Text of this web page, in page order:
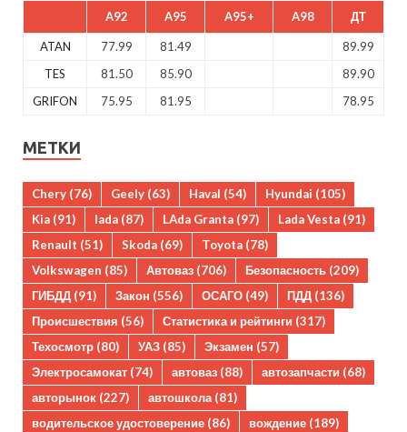
A92 A95 A95+ A98 ДТ
ATAN 77.99 81.49
89.99
TES
81.50 85.90
89.90
GRIFON
75.95 81.95 78.95
МЕТКИ
Chery (76) Geely (63) Haval (54) Hyundai (105)
Kia (91) lada (87) LAda Granta (97) Lada Vesta (91)
Renault (51) Skoda (69) Toyota (78)
Volkswagen (85) Автоваз (706) Безопасность (209)
ГИБДД (91) Закон (556) ОСАГО (49) ПДД (136)
Происшествия (56) Статистика и рейтинги (317)
Техосмотр (80) УАЗ (85) Экзамен (57)
Электросамокат (74) автоваз (88) автозапчасти (68)
авторынок (227) автошкола(81)
водительское удостоверение (86) вождение (189)